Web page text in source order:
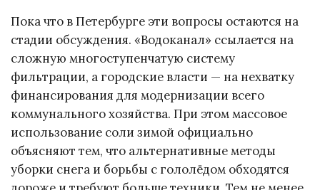
Пока что в Петербурге эти вопросы остаются на
стадии обсуждения. «Водоканал» ссылается на
сложную многоступенчатую систему
фильтрации, а городские власти — на нехватку
финансирования для модернизации всего
коммунального хозяйства. При этом массовое
использование соли зимой официально
объясняют тем, что альтернативные методы
уборки снега и борьбы с гололёдом обходятся